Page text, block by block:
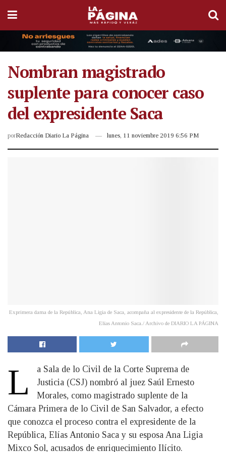
Nombran magistrado
suplente para conocer caso
del expresidente Saca
porRedacción Diario La Página lunes, 11 noviembre 2019 6:56 PM
Exprimera dama de la República, Ana Ligia de Saca, acompaña al expresidente de la República,
Elías Antonio Saca./ Archivo de DIARIO LA PÁGINA
L
a Sala de lo Civil de la Corte Suprema de
Justicia (CSJ) nombró al juez Saúl Ernesto
Morales, como magistrado suplente de la
Cámara Primera de lo Civil de San Salvador, a efecto
que conozca el proceso contra el expresidente de la
República, Elías Antonio Saca y su esposa Ana Ligia
Mixco Sol, acusados de enriquecimiento Ilícito.